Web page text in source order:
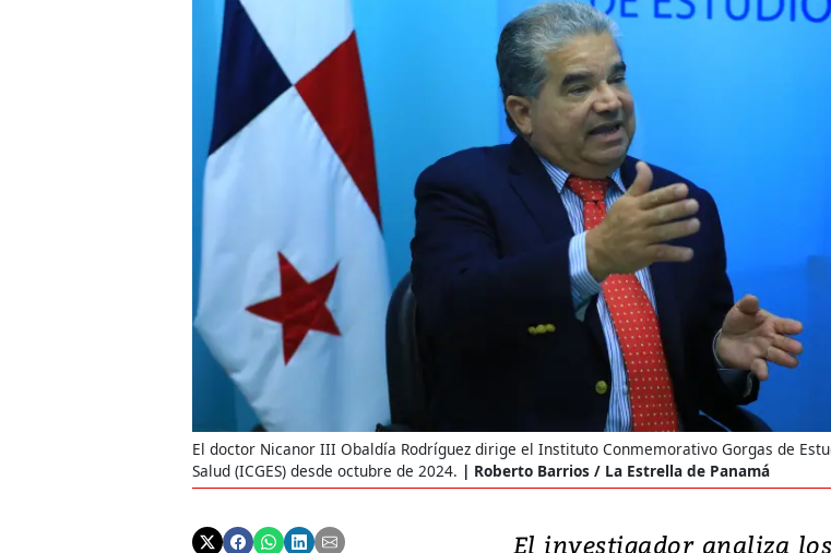
El doctor Nicanor III Obaldía Rodríguez dirige el Instituto Conmemorativo Gorgas de
Salud (ICGES) desde octubre de 2024.
Roberto Barrios / La Estrella de Panamá
El investigador analiza
Video, Japón:
deja heridos y
daños en
Un fuerte terremoto de
7,1 se registró este martes
julio en la prefectura de
al sur de Japón,
emergencia de gran...